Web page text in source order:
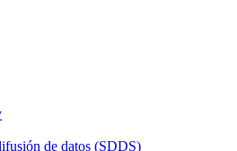
de datos (SDDS)